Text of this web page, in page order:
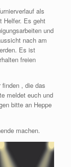
als
Helfer. Es geht
und
nach am
Es ist
freien
, die das
meldet euch und
bitte an Heppe
machen.